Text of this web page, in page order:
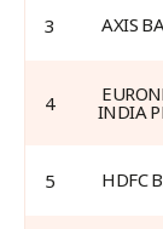
3 AXIS
4 INDIA
5 HDFC